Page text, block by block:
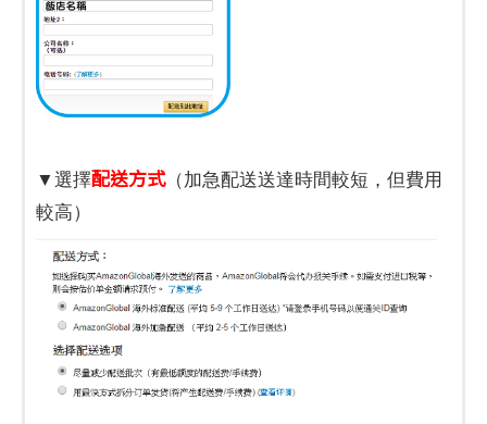
▼選擇配送方式（加急配送送達時間較短，但費用
較高）